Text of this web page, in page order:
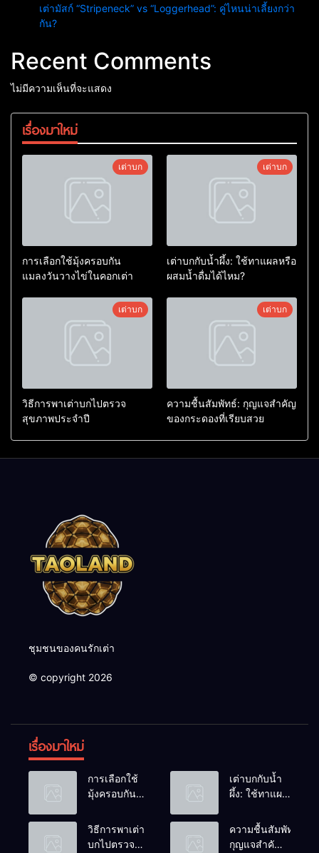
เต่ามัสก์ “Stripeneck” vs “Loggerhead”: คู่ไหนน่าเลี้ยงกว่า
กัน?
Recent Comments
ไม่มีความเห็นที่จะแสดง
เรื่องมาใหม่
เต่าบก
การเลือกใช้มุ้งครอบกัน
แมลงวันวางไข่ในคอกเต่า
เต่าบก
เต่าบกกับน้ำผึ้ง: ใช้ทาแผลหรือ
ผสมน้ำดื่มได้ไหม?
เต่าบก
วิธีการพาเต่าบกไปตรวจ
สุขภาพประจำปี
เต่าบก
ความชื้นสัมพัทธ์: กุญแจสำคัญ
ของกระดองที่เรียบสวย
ชุมชนของคนรักเต่า
© copyright 2026
เรื่องมาใหม่
การเลือกใช้
มุ้งครอบกัน
วางไข่ในคอก
เต่า
เต่าบกกับน้ำ
ผึ้ง: ใช้ทาแผล
ดื่มได้ไหม?
วิธีการพาเต่า
บกไปตรวจ
ความชื้นสัมพัทธ์:
กุญแจสำคัญ